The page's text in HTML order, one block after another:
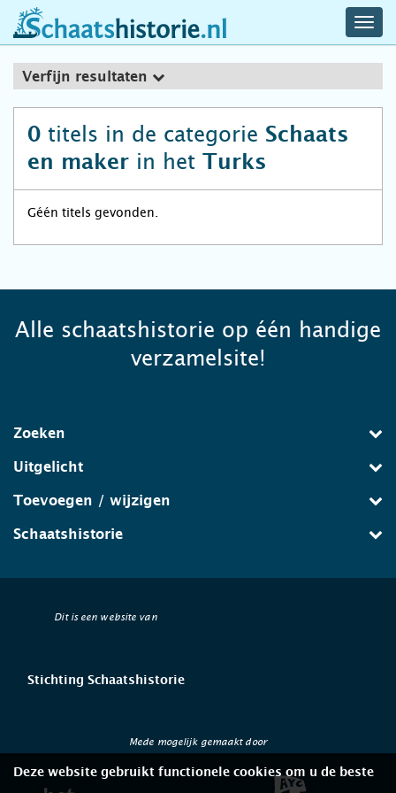
schaatshistorie.nl
Verfijn resultaten
0 titels in de categorie Schaats
en maker in het Turks
Géén titels gevonden.
Alle schaatshistorie op één handige
verzamelsite!
Zoeken
Uitgelicht
Toevoegen / wijzigen
Schaatshistorie
Dit is een website van
Stichting Schaatshistorie
Mede mogelijk gemaakt door
Deze website gebruikt functionele cookies om u de beste